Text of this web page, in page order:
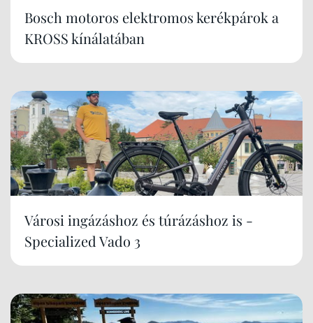
Bosch motoros elektromos kerékpárok a
KROSS kínálatában
Városi ingázáshoz és túrázáshoz is -
Specialized Vado 3